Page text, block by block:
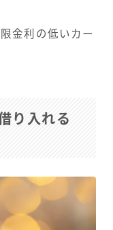
金利の低いカー
り入れる